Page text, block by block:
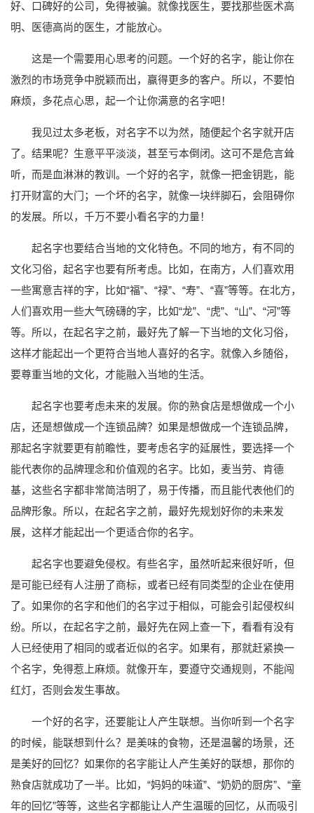
好、口碑好的公司，免得被骗。就像找医生，要找那些医术高
明、医德高尚的医生，才能放心。
这是一个需要用心思考的问题。一个好的名字，能让你在
激烈的市场竞争中脱颖而出，赢得更多的客户。所以，不要怕
麻烦，多花点心思，起一个让你满意的名字吧！
我见过太多老板，对名字不以为然，随便起个名字就开店
了。结果呢？生意平平淡淡，甚至亏本倒闭。这可不是危言耸
听，而是血淋淋的教训。一个好的名字，就像一把金钥匙，能
打开财富的大门；一个坏的名字，就像一块绊脚石，会阻碍你
的发展。所以，千万不要小看名字的力量！
起名字也要结合当地的文化特色。不同的地方，有不同的
文化习俗，起名字也要有所考虑。比如，在南方，人们喜欢用
一些寓意吉祥的字，比如“福”、“禄”、“寿”、“喜”等等。在北方，
人们喜欢用一些大气磅礴的字，比如“龙”、“虎”、“山”、“河”等
等。所以，在起名字之前，最好先了解一下当地的文化习俗，
这样才能起出一个更符合当地人喜好的名字。就像入乡随俗，
要尊重当地的文化，才能融入当地的生活。
起名字也要考虑未来的发展。你的熟食店是想做成一个小
店，还是想做成一个连锁品牌？如果是想做成一个连锁品牌，
那起名字就要更有前瞻性，要考虑名字的延展性，要选择一个
能代表你的品牌理念和价值观的名字。比如，麦当劳、肯德
基，这些名字都非常简洁明了，易于传播，而且能代表他们的
品牌形象。所以，在起名字之前，最好先规划好你的未来发
展，这样才能起出一个更适合你的名字。
起名字也要避免侵权。有些名字，虽然听起来很好听，但
是可能已经有人注册了商标，或者已经有同类型的企业在使用
了。如果你的名字和他们的名字过于相似，可能会引起侵权纠
纷。所以，在起名字之前，最好先在网上查一下，看看有没有
人已经使用了相同的或者近似的名字。如果有，那就赶紧换一
个名字，免得惹上麻烦。就像开车，要遵守交通规则，不能闯
红灯，否则会发生事故。
一个好的名字，还要能让人产生联想。当你听到一个名字
的时候，能联想到什么？是美味的食物，还是温馨的场景，还
是美好的回忆？如果你的名字能让人产生美好的联想，那你的
熟食店就成功了一半。比如，“妈妈的味道”、“奶奶的厨房”、“童
年的回忆”等等，这些名字都能让人产生温暖的回忆，从而吸引